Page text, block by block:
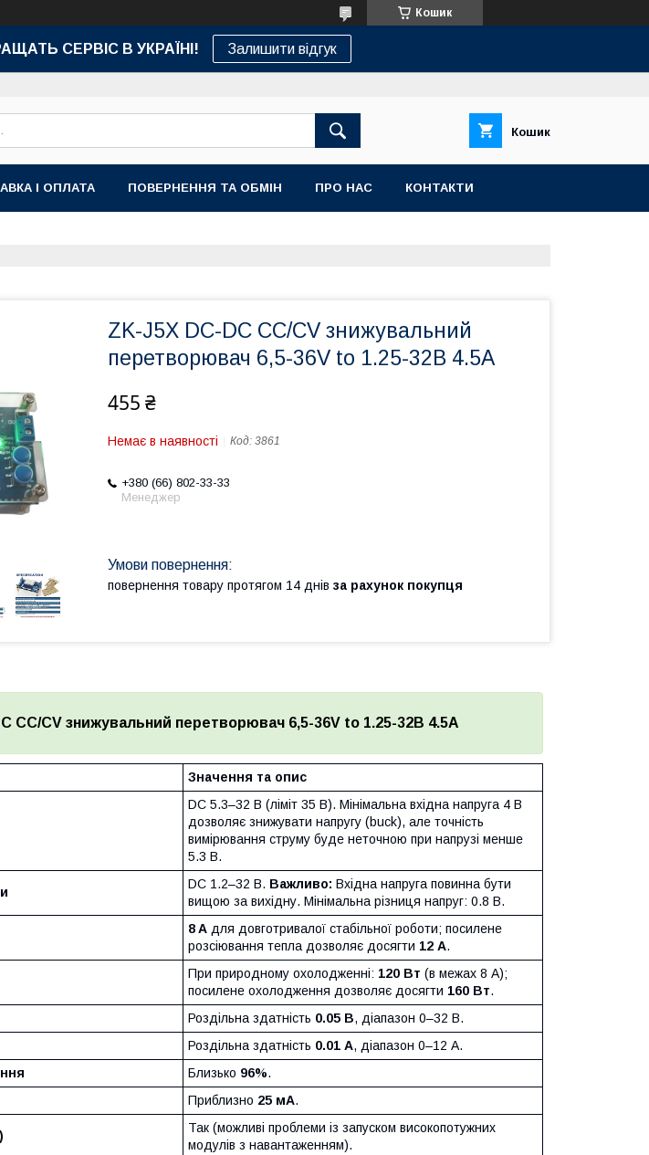
Кошик
СЕРВІС В УКРАЇНІ! Залишити відгук
Кошик
І ОПЛАТА ПОВЕРНЕННЯ ТА ОБМІН ПРО НАС КОНТАКТИ
ZK-J5X DC-DC CC/CV знижувальний
перетворювач 6,5-36V to 1.25-32В 4.5A
455 ₴
Немає в наявності Код: 3861
+380 (66) 802-33-33
Менеджер
повернення товару протягом 14 днів за рахунок покупця
CC/CV знижувальний перетворювач 6,5-36V to 1.25-32В 4.5A
Значення та опис
DC 5.3–32 В (ліміт 35 В). Мінімальна вхідна напруга 4 В
дозволяє знижувати напругу (buck), але точність
вимірювання струму буде неточною при напрузі менше
5.3 В.
DC 1.2–32 В. Важливо: Вхідна напруга повинна бути
вищою за вихідну. Мінімальна різниця напруг: 0.8 В.
8 A для довготривалої стабільної роботи; посилене
розсіювання тепла дозволяє досягти 12 A.
При природному охолодженні: 120 Вт (в межах 8 A);
посилене охолодження дозволяє досягти 160 Вт.
Роздільна здатність 0.05 В, діапазон 0–32 В.
Роздільна здатність 0.01 A, діапазон 0–12 A.
Близько 96%.
Приблизно 25 мА.
Так (можливі проблеми із запуском високопотужних
модулів з навантаженням).